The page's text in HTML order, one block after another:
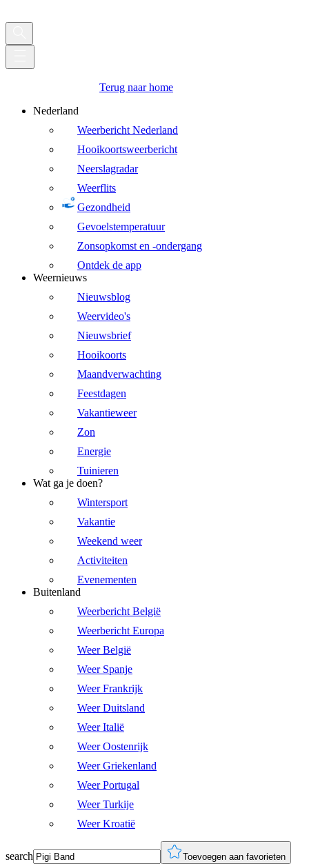
Terug naar home
Nederland
Weerbericht Nederland
Hooikoortsweerbericht
Neerslagradar
Weerflits
Gezondheid
Gevoelstemperatuur
Zonsopkomst en -ondergang
Ontdek de app
Weernieuws
Nieuwsblog
Weervideo's
Nieuwsbrief
Hooikoorts
Maandverwachting
Feestdagen
Vakantieweer
Zon
Energie
Tuinieren
Wat ga je doen?
Wintersport
Vakantie
Weekend weer
Activiteiten
Evenementen
Buitenland
Weerbericht België
Weerbericht Europa
Weer België
Weer Spanje
Weer Frankrijk
Weer Duitsland
Weer Italië
Weer Oostenrijk
Weer Griekenland
Weer Portugal
Weer Turkije
Weer Kroatië
search Toevoegen aan favorieten